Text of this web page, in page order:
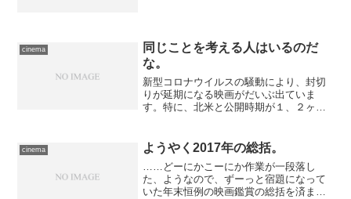
た明日からバタバタするの...
cinema
同じことを考える人はいるのだ
な。
新型コロナウイルスの騒動により、封切
りが延期になる映画がだいぶ出ていま
す。特に、北米と公開時期が１、２ヶ月
れているため、あちらに押し出されるよ
うに、早々と延期が打ち出さ...
cinema ようやく2017年の総括。
……どーにかこーにか作業が一段落し
た、ようなので、ずーっと宿題になって
いた年末恒例の映画鑑賞の総括を済ませ